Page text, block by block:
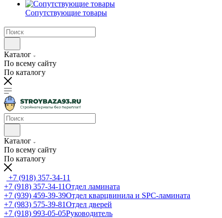
Сопутствующие товары
Каталог
По всему сайту
По каталогу
Каталог
По всему сайту
По каталогу
+7 (918) 357-34-11
+7 (918) 357-34-11Отдел ламината
+7 (939) 459-39-39Отдел кварцвинила и SPC-ламината
+7 (983) 575-39-81Отдел дверей
+7 (918) 993-05-05Руководитель